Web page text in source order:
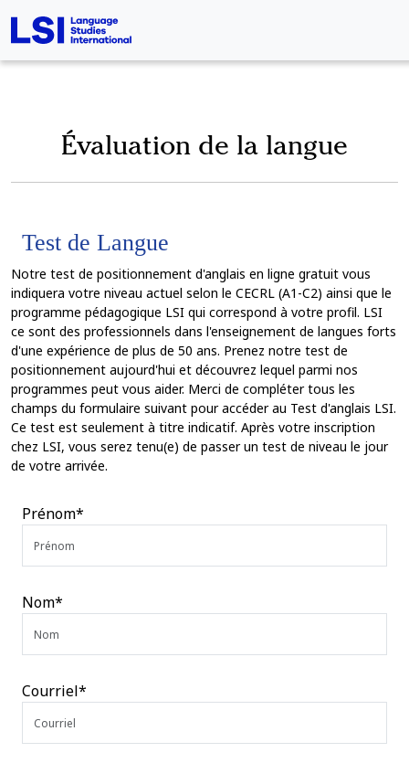
Évaluation de la langue
Test de Langue
Notre test de positionnement d'anglais en ligne gratuit vous
indiquera votre niveau actuel selon le CECRL (A1-C2) ainsi que le
programme pédagogique LSI qui correspond à votre profil. LSI
ce sont des professionnels dans l'enseignement de langues forts
d'une expérience de plus de 50 ans. Prenez notre test de
positionnement aujourd'hui et découvrez lequel parmi nos
programmes peut vous aider. Merci de compléter tous les
champs du formulaire suivant pour accéder au Test d'anglais LSI.
Ce test est seulement à titre indicatif. Après votre inscription
chez LSI, vous serez tenu(e) de passer un test de niveau le jour
de votre arrivée.
Prénom*
Nom*
Courriel*